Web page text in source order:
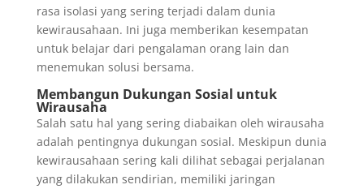
rasa isolasi yang sering terjadi dalam dunia
kewirausahaan. Ini juga memberikan kesempatan
untuk belajar dari pengalaman orang lain dan
menemukan solusi bersama.
Membangun Dukungan Sosial untuk
Wirausaha
Salah satu hal yang sering diabaikan oleh wirausaha
adalah pentingnya dukungan sosial. Meskipun dunia
kewirausahaan sering kali dilihat sebagai perjalanan
yang dilakukan sendirian, memiliki jaringan